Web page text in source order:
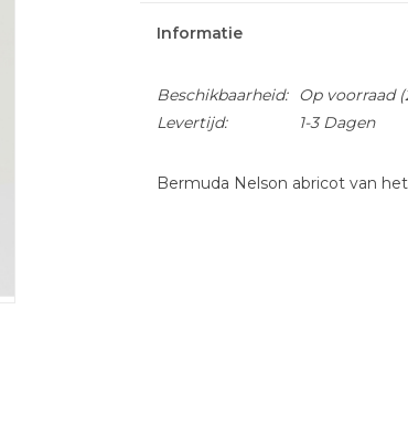
Informatie
Beschikbaarheid: Op voorraad
Levertijd:
1-3 Dagen
Bermuda Nelson abricot van